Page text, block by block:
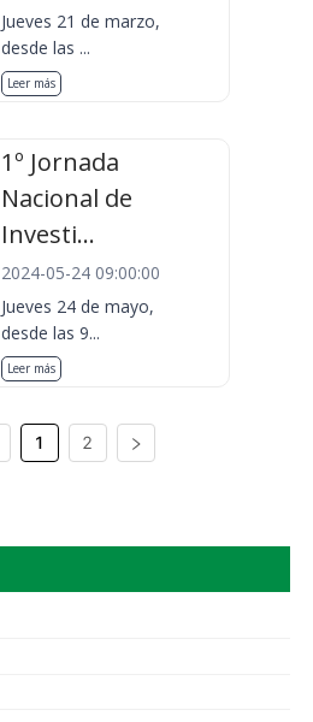
Jueves 21 de marzo,
desde las ...
Leer más
1º Jornada
Nacional de
Investi...
2024-05-24 09:00:00
Jueves 24 de mayo,
desde las 9...
Leer más
1 2